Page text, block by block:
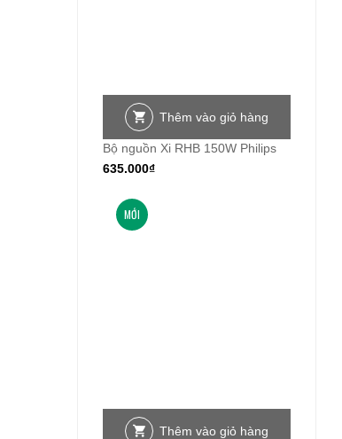
Thêm vào giỏ hàng
Bộ nguồn Xi RHB 150W Philips
635.000₫
MỚI
Thêm vào giỏ hàng